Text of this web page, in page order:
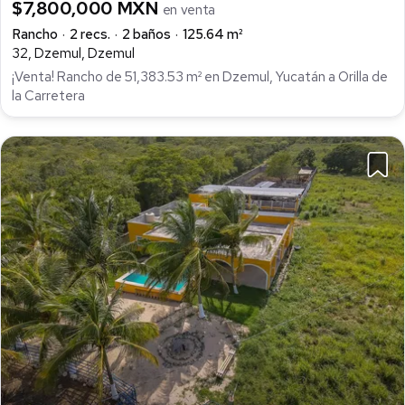
$7,800,000 MXN en venta
Rancho
2 recs. 2 baños
125.64 m²
32, Dzemul, Dzemul
¡Venta! Rancho de 51,383.53 m² en Dzemul, Yucatán a Orilla de
la Carretera